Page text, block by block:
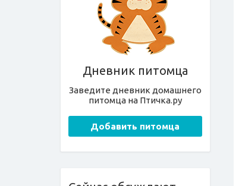
Дневник питомца
Заведите дневник домашнего
питомца на Птичка.ру
Добавить питомца